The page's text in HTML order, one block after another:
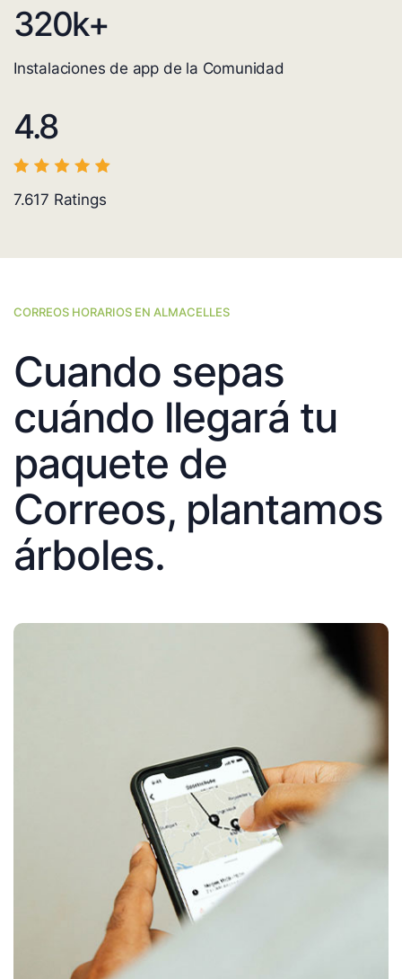
320k+
Instalaciones de app de la Comunidad
4.8
7.617 Ratings
CORREOS HORARIOS EN ALMACELLES
Cuando sepas
cuándo llegará tu
paquete de
Correos, plantamos
árboles.